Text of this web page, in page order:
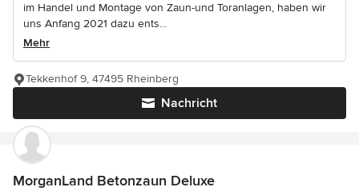
im Handel und Montage von Zaun-und Toranlagen, haben wir
uns Anfang 2021 dazu ents...
Mehr
Nachricht
Tekkenhof 9, 47495 Rheinberg
MorganLand Betonzaun Deluxe